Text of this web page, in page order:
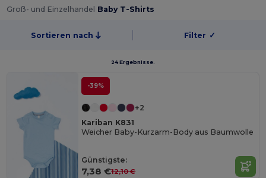
Groß- und Einzelhandel Baby T-Shirts
Sortieren nach Filter ✓
24 Ergebnisse.
-39%
+2
Kariban K831
Weicher Baby-Kurzarm-Body aus Baumwolle
Günstigste:
7,38 €12,10 €